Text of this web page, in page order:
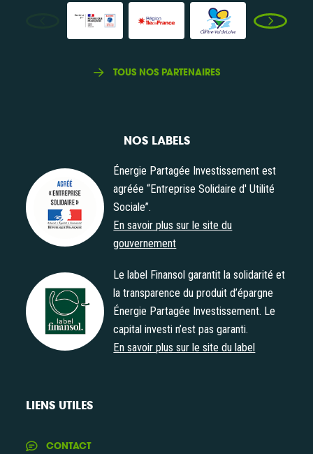
TOUS NOS PARTENAIRES
NOS LABELS
Agrément "Entreprise Solidaire d' Utilité Sociale"
Énergie Partagée Investissement est
agréée “Entreprise Solidaire d' Utilité
Sociale”.
En savoir plus sur le site du
gouvernement
Label Finansol
Le label Finansol garantit la solidarité et
la transparence du produit d’épargne
Énergie Partagée Investissement. Le
capital investi n’est pas garanti.
En savoir plus sur le site du label
LIENS UTILES
CONTACT